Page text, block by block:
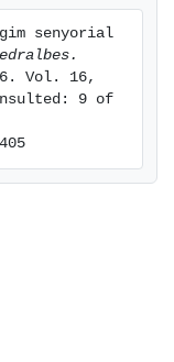
senyorial
Vol. 16,
9 of